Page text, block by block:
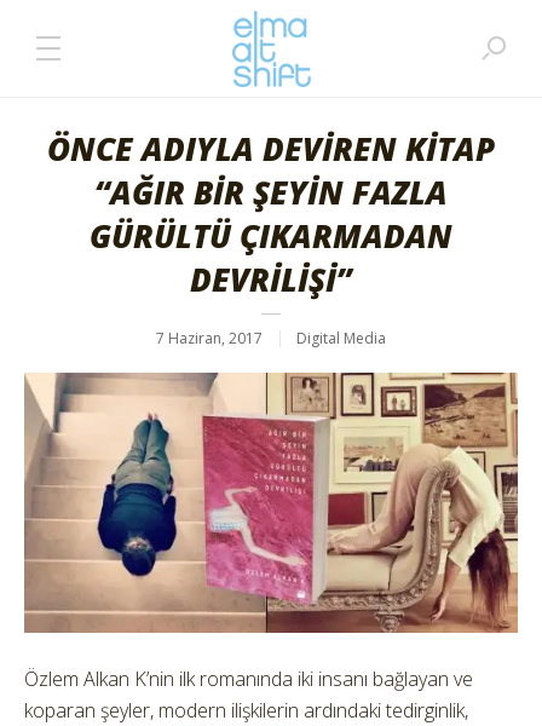
ÖNCE ADIYLA DEVİREN KİTAP
“AĞIR BİR ŞEYİN FAZLA
GÜRÜLTÜ ÇIKARMADAN
DEVRİLİŞİ”
7 Haziran, 2017 Digital Media
Özlem Alkan K’nin ilk romanında iki insanı bağlayan ve
koparan şeyler, modern ilişkilerin ardındaki tedirginlik,